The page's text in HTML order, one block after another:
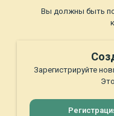
Вы должны быть
Зарегистрируйте